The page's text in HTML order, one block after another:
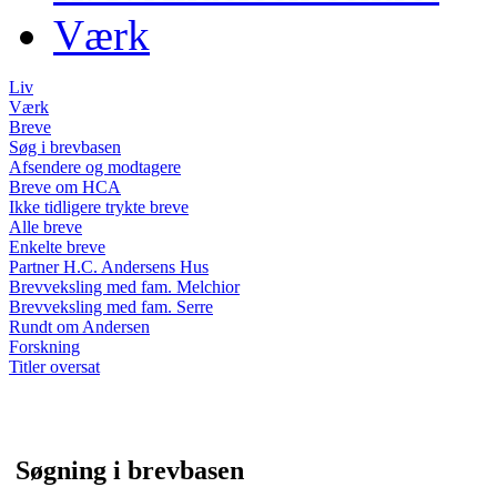
Værk
Liv
Værk
Breve
Søg i brevbasen
Afsendere og modtagere
Breve om HCA
Ikke tidligere trykte breve
Alle breve
Enkelte breve
Partner H.C. Andersens Hus
Brevveksling med fam. Melchior
Brevveksling med fam. Serre
Rundt om Andersen
Forskning
Titler oversat
Søgning i brevbasen